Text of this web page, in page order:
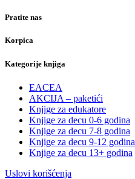
Pratite nas
Korpica
Kategorije knjiga
EACEA
AKCIJA – paketići
Knjige za edukatore
Knjige za decu 0-6 godina
Knjige za decu 7-8 godina
Knjige za decu 9-12 godina
Knjige za decu 13+ godina
Uslovi korišćenja